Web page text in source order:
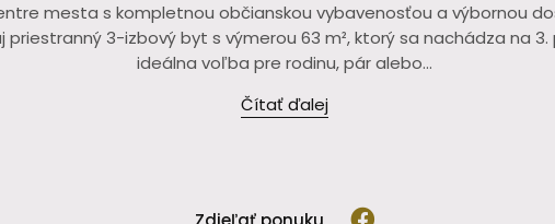
mesta s kompletnou občianskou vybavenosťou a výbornou
priestranný 3-izbový byt s výmerou 63 m², ktorý sa nachádza na
ideálna voľba pre rodinu, pár alebo...
Čítať ďalej